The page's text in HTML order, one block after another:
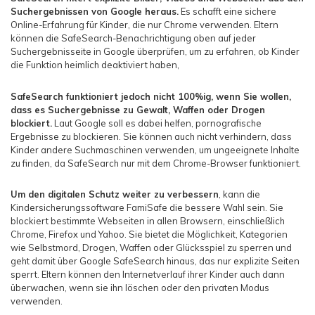
Suchergebnissen von Google heraus. Es schafft eine sichere
Online-Erfahrung für Kinder, die nur Chrome verwenden. Eltern
können die SafeSearch-Benachrichtigung oben auf jeder
Suchergebnisseite in Google überprüfen, um zu erfahren, ob Kinder
die Funktion heimlich deaktiviert haben,
SafeSearch funktioniert jedoch nicht 100%ig, wenn Sie wollen,
dass es Suchergebnisse zu Gewalt, Waffen oder Drogen
blockiert. Laut Google soll es dabei helfen, pornografische
Ergebnisse zu blockieren. Sie können auch nicht verhindern, dass
Kinder andere Suchmaschinen verwenden, um ungeeignete Inhalte
zu finden, da SafeSearch nur mit dem Chrome-Browser funktioniert.
Um den digitalen Schutz weiter zu verbessern, kann die
Kindersicherungssoftware FamiSafe die bessere Wahl sein. Sie
blockiert bestimmte Webseiten in allen Browsern, einschließlich
Chrome, Firefox und Yahoo. Sie bietet die Möglichkeit, Kategorien
wie Selbstmord, Drogen, Waffen oder Glücksspiel zu sperren und
geht damit über Google SafeSearch hinaus, das nur explizite Seiten
sperrt. Eltern können den Internetverlauf ihrer Kinder auch dann
überwachen, wenn sie ihn löschen oder den privaten Modus
verwenden.